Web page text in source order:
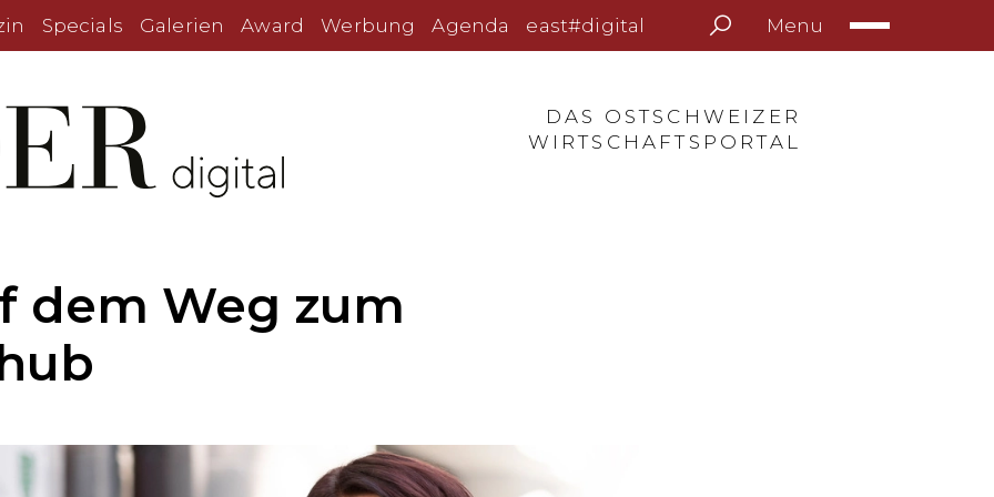
Specials Galerien Award Werbung Agenda east#digital Menu
DAS OSTSCHWEIZER
WIRTSCHAFTSPORTAL
dem Weg zum